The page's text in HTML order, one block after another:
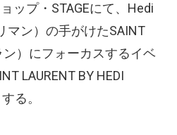
ップ・STAGEにて、Hedi
マン）の手がけたSAINT
ン）にフォーカスするイベ
LAURENT BY HEDI
る。